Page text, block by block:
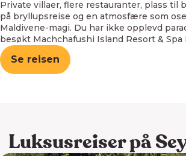
Private villaer, flere restauranter, plass til
på bryllupsreise og en atmosfære som
Maldivene-magi. Du har ikke opplevd
besøkt Machchafushi Island Resort & Spa
Se reisen
Luksusreiser på